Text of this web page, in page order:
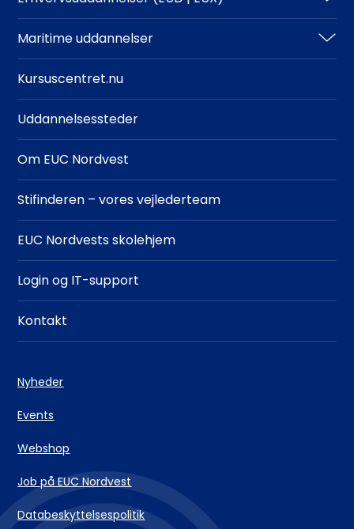
HTX
Teknisk
Business
Adgangskrav
Maritime uddannelser
North Sea College
Kursuscentret.nu
Uddannelsessteder
Om EUC Nordvest
Stifinderen – vores vejlederteam
EUC Nordvests skolehjem
Login og IT-support
Kontakt
Nyheder
Events
Webshop
Job på EUC Nordvest
Databeskyttelsespolitik